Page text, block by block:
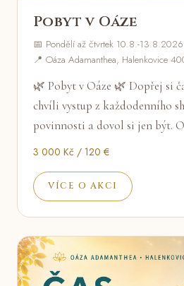
Pobyt v Oáze
📅 Pondělí až čtvrtek 10.8.-13.8.2026
📍 Oáza Adamanthea, Halenkovice
🌿 Pobyt v Oáze 🌿 Dopřej si
chvíli vystup z každodenního
povinnosti a dovol si jen být.
3 000 Kč / 120 €
VÍCE O AKCI